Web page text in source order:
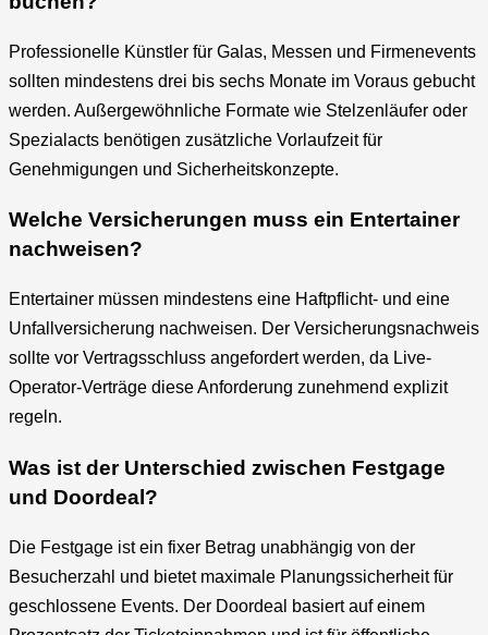
Professionelle Künstler für Galas, Messen und Firmenevents
sollten mindestens drei bis sechs Monate im Voraus gebucht
werden. Außergewöhnliche Formate wie Stelzenläufer oder
Spezialacts benötigen zusätzliche Vorlaufzeit für
Genehmigungen und Sicherheitskonzepte.
Welche Versicherungen muss ein Entertainer
nachweisen?
Entertainer müssen mindestens eine Haftpflicht- und eine
Unfallversicherung nachweisen. Der Versicherungsnachweis
sollte vor Vertragsschluss angefordert werden, da Live-
Operator-Verträge diese Anforderung zunehmend explizit
regeln.
Was ist der Unterschied zwischen Festgage
und Doordeal?
Die Festgage ist ein fixer Betrag unabhängig von der
Besucherzahl und bietet maximale Planungssicherheit für
geschlossene Events. Der Doordeal basiert auf einem